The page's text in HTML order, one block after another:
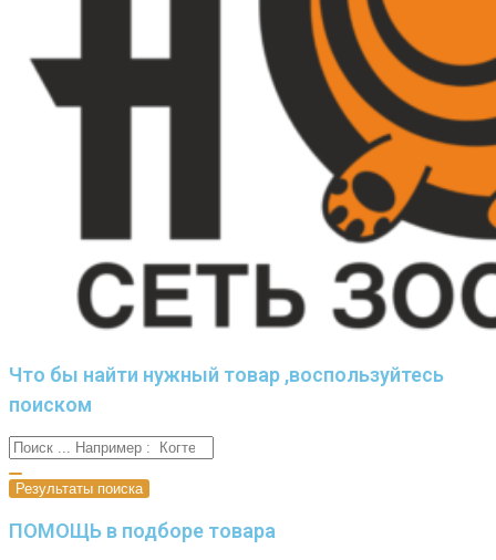
Что бы найти нужный товар ,воспользуйтесь
поиском
Результаты поиска
ПОМОЩЬ в подборе товара